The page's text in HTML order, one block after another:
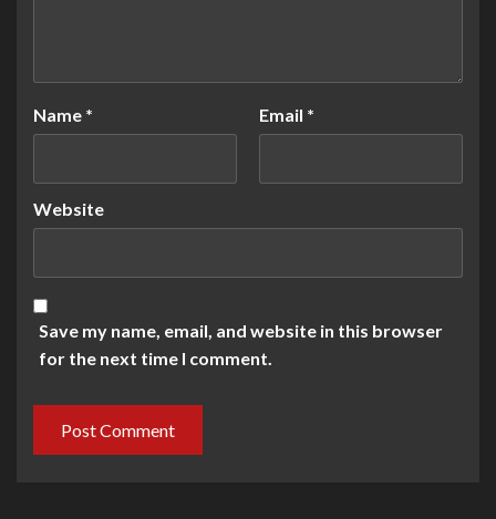
Name * Email *
Website
Save my name, email, and website in this browser
for the next time I comment.